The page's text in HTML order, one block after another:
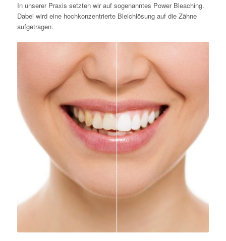
In unserer Praxis setzten wir auf sogenanntes Power Bleaching.
Dabei wird eine hochkonzentrierte Bleichlösung auf die Zähne
aufgetragen.